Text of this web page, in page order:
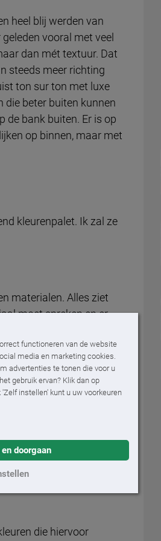
functioneren van de website
media en marketing cookies.
advertenties te tonen die voor u
gebruik ervan? Klik dan op
instellen' kunt u uw voorkeuren
doorgaan
heel blij werden van
vooral met veel
dan mét textuur. Dat
steeds meer richting
ton sur ton met luxe
die beter buiten kunnen
de bank buiten. Er is op
op binnen, maar met
kleurenpalet. Ik zal ze
materialen. Alles ziet
moet spreken en er
bijvoorbeeld weinig tot
Markies met lichte stof en
die hiervoor